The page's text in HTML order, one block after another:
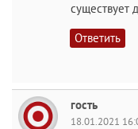
существует
Ответить
гость
18.01.2021